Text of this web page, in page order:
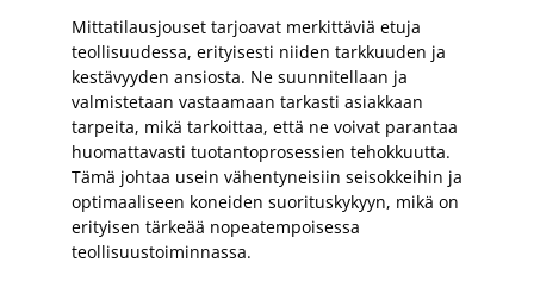
Mittatilausjouset tarjoavat merkittäviä etuja
teollisuudessa, erityisesti niiden tarkkuuden ja
kestävyyden ansiosta. Ne suunnitellaan ja
valmistetaan vastaamaan tarkasti asiakkaan
tarpeita, mikä tarkoittaa, että ne voivat parantaa
huomattavasti tuotantoprosessien tehokkuutta.
Tämä johtaa usein vähentyneisiin seisokkeihin ja
optimaaliseen koneiden suorituskykyyn, mikä on
erityisen tärkeää nopeatempoisessa
teollisuustoiminnassa.